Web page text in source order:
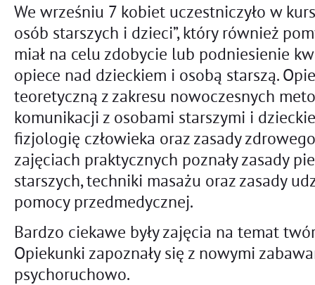
We wrześniu 7 kobiet uczestniczyło w
osób starszych i dzieci”, który również
miał na celu zdobycie lub podniesienie
opiece nad dzieckiem i osobą starszą.
teoretyczną z zakresu nowoczesnych
komunikacji z osobami starszymi i
fizjologię człowieka oraz zasady
zajęciach praktycznych poznały zasady
starszych, techniki masażu oraz zasady
pomocy przedmedycznej.
Bardzo ciekawe były zajęcia na temat
Opiekunki zapoznały się z nowymi
psychoruchowo.